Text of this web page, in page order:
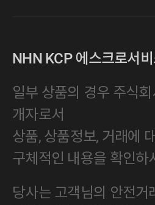
NHN KCP 에스크로서비
일부 상품의 경우 주식
개자로서
상품, 상품정보, 거래에
구체적인 내용을 확인하
당사는 고객님의 안전